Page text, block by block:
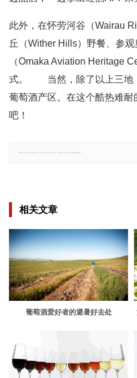
此外，在怀劳河谷（Wairau
丘（Wither Hills）野餐、参
（Omaka Aviation Heritage
式。 当然，除了以上三地
葡萄酒产区。在这个酷热难
吧！
相关文章
葡萄酒爱好者的避暑好去处